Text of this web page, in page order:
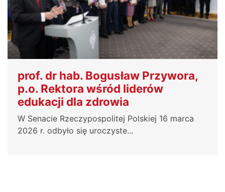
prof. dr hab. Bogusław Przywora,
p.o. Rektora wśród liderów
edukacji dla zdrowia
W Senacie Rzeczypospolitej Polskiej 16 marca
2026 r. odbyło się uroczyste...